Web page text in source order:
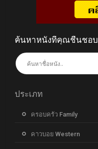
ค้นหาหนังที่คุณชื่นชอบ
ประเภท
ครอบครัว Family
คาวบอย Western